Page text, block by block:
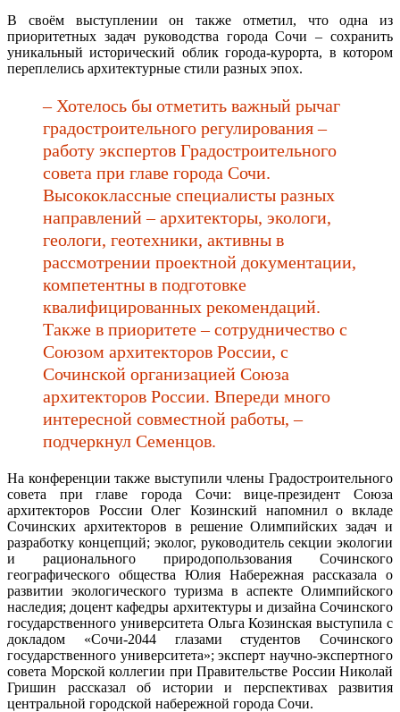
В своём выступлении он также отметил, что одна из
приоритетных задач руководства города Сочи– сохранить
уникальный исторический облик города-курорта, в котором
переплелись архитектурные стили разных эпох.
– Хотелось бы отметить важный рычаг
градостроительного регулирования –
работу экспертов Градостроительного
совета при главе города Сочи.
Высококлассные специалисты разных
направлений – архитекторы, экологи,
геологи, геотехники, активны в
рассмотрении проектной документации,
компетентны в подготовке
квалифицированных рекомендаций.
Также в приоритете – сотрудничество с
Союзом архитекторов России, с
Сочинской организацией Союза
архитекторов России. Впереди много
интересной совместной работы, –
подчеркнул Семенцов.
На конференции также выступили члены Градостроительного
совета при главе города Сочи: вице-президент Союза
архитекторов России Олег Козинский напомнил о вкладе
Сочинских архитекторов в решение Олимпийских задач и
разработку концепций; эколог, руководитель секции экологии
и рационального природопользования Сочинского
географического общества Юлия Набережная рассказала о
развитии экологического туризма в аспекте Олимпийского
наследия; доцент кафедры архитектуры и дизайна Сочинского
государственного университета Ольга Козинская выступила с
докладом «Сочи-2044 глазами студентов Сочинского
государственного университета»; эксперт научно-экспертного
совета Морской коллегии при Правительстве России Николай
Гришин рассказал об истории и перспективах развития
центральной городской набережной города Сочи.